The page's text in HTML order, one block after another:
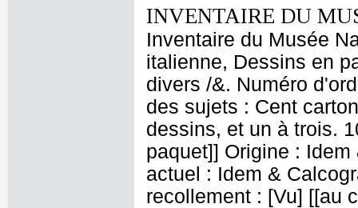
INVENTAIRE DU
Inventaire du Musée
italienne, Dessins en
divers /&. Numéro
des sujets : Cent
dessins, et un à trois.
paquet]] Origine :
actuel : Idem &
recollement : [Vu] [[au